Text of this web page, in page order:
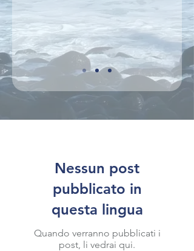
Nessun post
pubblicato in
questa lingua
Quando verranno pubblicati i
post, li vedrai qui.